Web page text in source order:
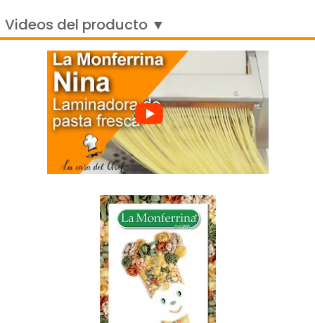
Videos del producto ▼